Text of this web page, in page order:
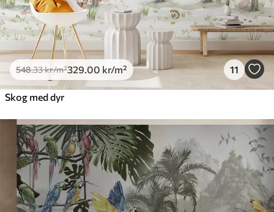
548.33kr/m²329 .00 kr/m² 11
Skog med dyr